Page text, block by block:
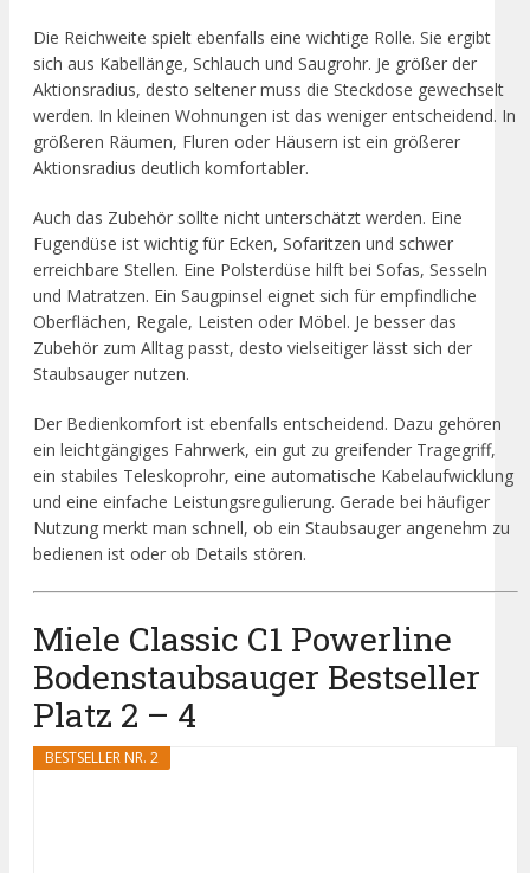
Die Reichweite spielt ebenfalls eine wichtige Rolle. Sie ergibt
sich aus Kabellänge, Schlauch und Saugrohr. Je größer der
Aktionsradius, desto seltener muss die Steckdose gewechselt
werden. In kleinen Wohnungen ist das weniger entscheidend. In
größeren Räumen, Fluren oder Häusern ist ein größerer
Aktionsradius deutlich komfortabler.
Auch das Zubehör sollte nicht unterschätzt werden. Eine
Fugendüse ist wichtig für Ecken, Sofaritzen und schwer
erreichbare Stellen. Eine Polsterdüse hilft bei Sofas, Sesseln
und Matratzen. Ein Saugpinsel eignet sich für empfindliche
Oberflächen, Regale, Leisten oder Möbel. Je besser das
Zubehör zum Alltag passt, desto vielseitiger lässt sich der
Staubsauger nutzen.
Der Bedienkomfort ist ebenfalls entscheidend. Dazu gehören
ein leichtgängiges Fahrwerk, ein gut zu greifender Tragegriff,
ein stabiles Teleskoprohr, eine automatische Kabelaufwicklung
und eine einfache Leistungsregulierung. Gerade bei häufiger
Nutzung merkt man schnell, ob ein Staubsauger angenehm zu
bedienen ist oder ob Details stören.
Miele Classic C1 Powerline
Bodenstaubsauger Bestseller
Platz 2 – 4
BESTSELLER NR. 2